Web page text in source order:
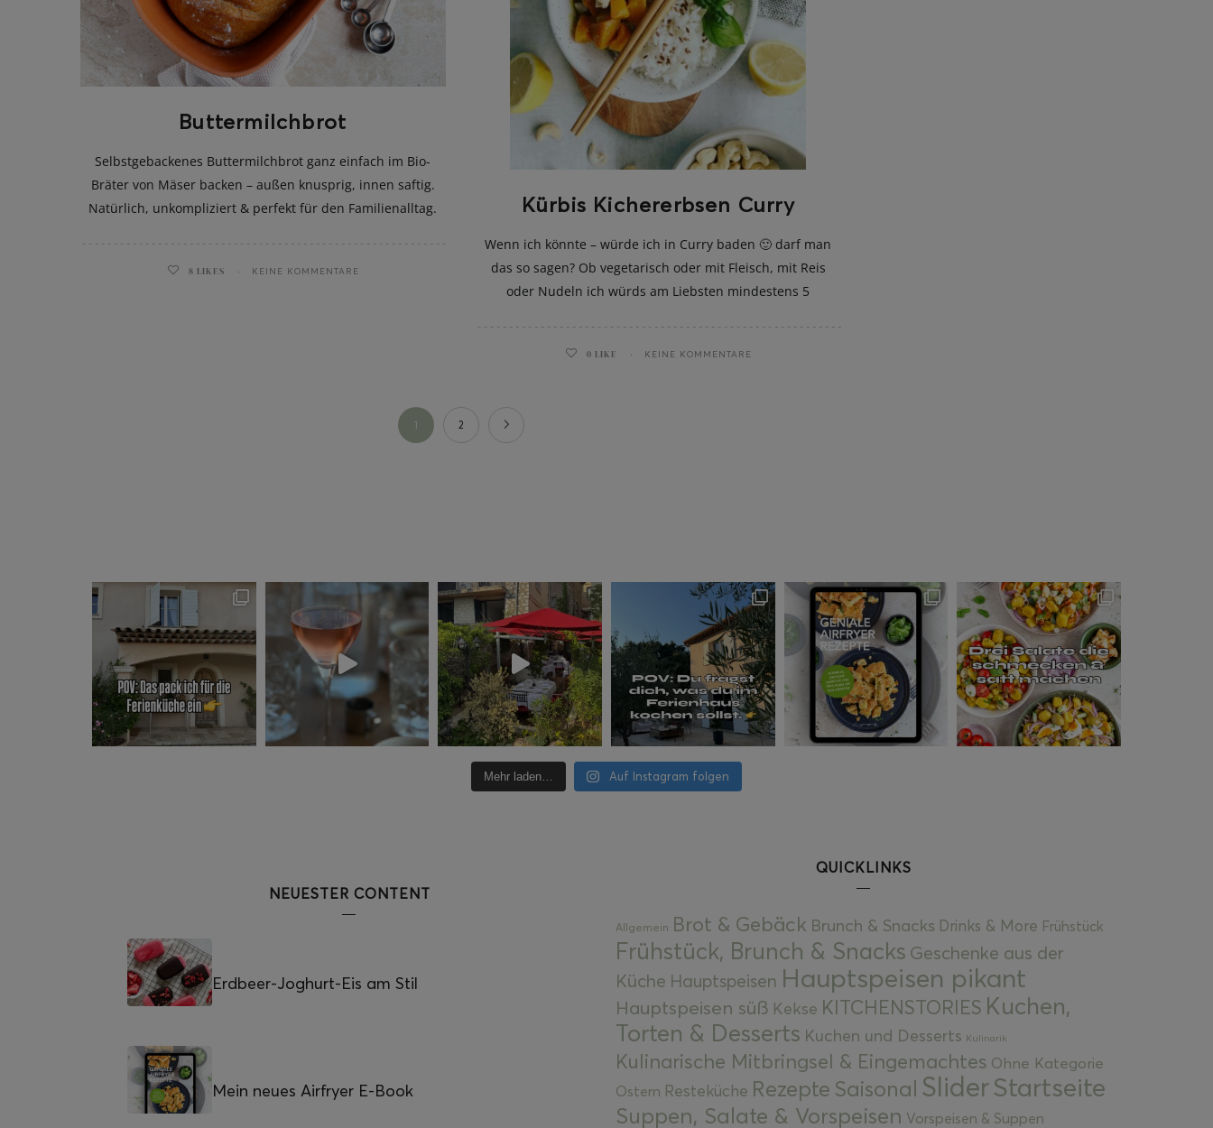
Buttermilchbrot
Selbstgebackenes Buttermilchbrot ganz einfach im Bio-
Bräter von Mäser backen – außen knusprig, innen saftig.
Natürlich, unkompliziert & perfekt für den Familienalltag.
8 LIKES KEINE KOMMENTARE
Kürbis Kichererbsen Curry
Wenn ich könnte – würde ich in Curry baden 🙂 darf man
das so sagen? Ob vegetarisch oder mit Fleisch, mit Reis
oder Nudeln ich würds am Liebsten mindestens 5
0 LIKE KEINE KOMMENTARE
1 2
Mehr laden… Auf Instagram folgen
NEUESTER CONTENT
Erdbeer-Joghurt-Eis am Stil
Mein neues Airfryer E-Book
QUICKLINKS
Allgemein Brot & Gebäck Brunch & Snacks Drinks & More Frühstück
Frühstück, Brunch & Snacks Geschenke aus der
Küche Hauptspeisen Hauptspeisen pikant
Hauptspeisen süß Kekse KITCHENSTORIES Kuchen,
Torten & Desserts Kuchen und Desserts Kulinarik
Kulinarische Mitbringsel & Eingemachtes Ohne Kategorie
Ostern Resteküche Rezepte Saisonal SliderStartseite
Suppen, Salate & Vorspeisen Vorspeisen & Suppen